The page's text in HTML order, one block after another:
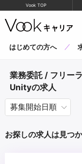
Vook TOP
はじめての方へ
業務委託 / フリー
Unityの求人
お探しの求人は見つ